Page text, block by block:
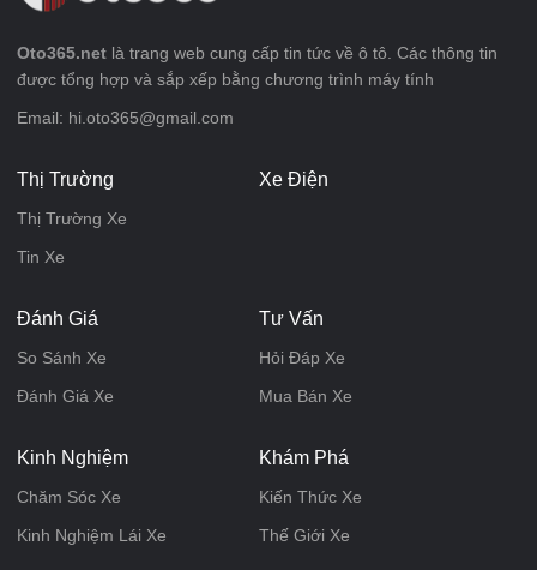
Oto365.net là trang web cung cấp tin tức về ô tô. Các thông tin
được tổng hợp và sắp xếp bằng chương trình máy tính
Email: hi.oto365@gmail.com
Thị Trường
Thị Trường Xe
Tin Xe
Xe Điện
Đánh Giá
So Sánh Xe
Đánh Giá Xe
Tư Vấn
Hỏi Đáp Xe
Mua Bán Xe
Kinh Nghiệm
Chăm Sóc Xe
Kinh Nghiệm Lái Xe
Khám Phá
Kiến Thức Xe
Thế Giới Xe